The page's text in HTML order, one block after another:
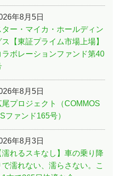
年8月5日
ター・マイカ・ホールディン
ス【東証プライム市場上場】
ラボレーションファンド第40
年8月5日
尾プロジェクト（COMMOS
ファンド165号）
年8月3日
濡れるスキなし】車の乗り降
で濡れない、濡らさない。こ